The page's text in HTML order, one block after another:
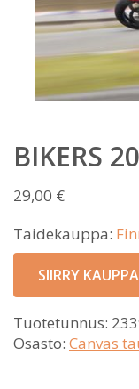
BIKERS
29,00 €
Taidekauppa:
SIIRRY
Tuotetunnus:
Osasto: Canvas